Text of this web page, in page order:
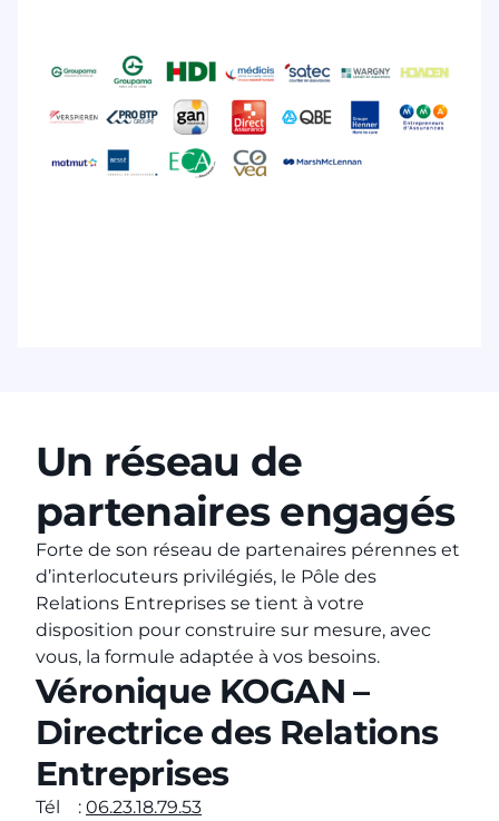
Un réseau de
partenaires engagés
Forte de son réseau de partenaires pérennes et
d’interlocuteurs privilégiés, le Pôle des
Relations Entreprises se tient à votre
disposition pour construire sur mesure, avec
vous, la formule adaptée à vos besoins.
Véronique KOGAN –
Directrice des Relations
Entreprises
Tél : 06.23.18.79.53